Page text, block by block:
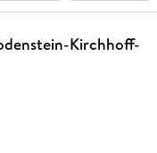
Kirchhoff-